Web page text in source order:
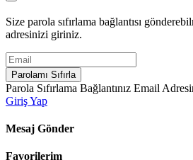
Size parola sıfırlama bağlantısı
adresinizi giriniz.
Parolamı Sıfırla
Parola Sıfırlama Bağlantınız Email
Giriş Yap
Mesaj Gönder
Favorilerim